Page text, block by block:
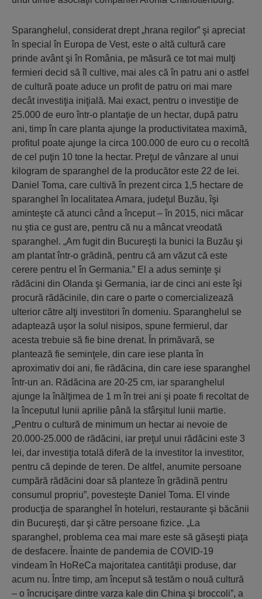
Sparanghelul, considerat drept „hrana regilor” şi apreciat
în special în Europa de Vest, este o altă cultură care
prinde avânt şi în România, pe măsură ce tot mai mulţi
fermieri decid să îl cultive, mai ales că în patru ani o astfel
de cultură poate aduce un profit de patru ori mai mare
decât investiţia iniţială. Mai exact, pentru o investiţie de
25.000 de euro într-o plantaţie de un hectar, după patru
ani, timp în care planta ajunge la productivitatea maximă,
profitul poate ajunge la circa 100.000 de euro cu o recoltă
de cel puţin 10 tone la hectar. Preţul de vânzare al unui
kilogram de sparanghel de la producător este 22 de lei.
Daniel Toma, care cultivă în prezent circa 1,5 hectare de
sparanghel în localitatea Amara, judeţul Buzău, îşi
aminteşte că atunci când a început – în 2015, nici măcar
nu ştia ce gust are, pentru că nu a mâncat vreodată
sparanghel. „Am fugit din Bucureşti la bunici la Buzău şi
am plantat într-o grădină, pentru că am văzut că este
cerere pentru el în Germania.” El a adus seminţe şi
rădăcini din Olanda şi Germania, iar de cinci ani este îşi
procură rădăcinile, din care o parte o comercializează
ulterior către alţi investitori în domeniu. Sparanghelul se
adaptează uşor la solul nisipos, spune fermierul, dar
acesta trebuie să fie bine drenat. În primăvară, se
plantează fie seminţele, din care iese planta în
aproximativ doi ani, fie rădăcina, din care iese sparanghel
într-un an. Rădăcina are 20-25 cm, iar sparanghelul
ajunge la înălţimea de 1 m în trei ani şi poate fi recoltat de
la începutul lunii aprilie până la sfârşitul lunii martie.
„Pentru o cultură de minimum un hectar ai nevoie de
20.000-25.000 de rădăcini, iar preţul unui rădăcini este 3
lei, dar investiţia totală diferă de la investitor la investitor,
pentru că depinde de teren. De altfel, anumite persoane
cumpără rădăcini doar să planteze în grădină pentru
consumul propriu”, povesteşte Daniel Toma. El vinde
producţia de sparanghel în hoteluri, restaurante şi băcănii
din Bucureşti, dar şi către persoane fizice. „La
sparanghel, problema cea mai mare este să găseşti piaţa
de desfacere. Înainte de pandemia de COVID-19
vindeam în HoReCa majoritatea cantităţii produse, dar
acum nu. Între timp, am început să testăm o nouă cultură
– o încrucişare dintre varza kale din China şi broccoli”, a